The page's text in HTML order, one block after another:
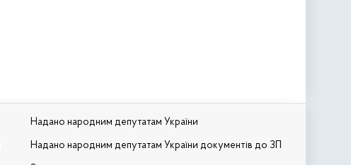
Надано народним депутатам України
Надано народним депутатам України документів до ЗП